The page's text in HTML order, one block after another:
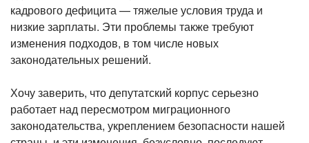
кадрового дефицита — тяжелые условия труда и
низкие зарплаты. Эти проблемы также требуют
изменения подходов, в том числе новых
законодательных решений.
Хочу заверить, что депутатский корпус серьезно
работает над пересмотром миграционного
законодательства, укреплением безопасности нашей